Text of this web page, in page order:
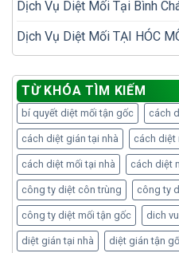
Dịch Vụ Diệt Mối Tại Bình
Dịch Vụ Diệt Mối TẠI HÓC
TỪ KHÓA TÌM KIẾM
bí quyết diệt mối tận gốc cách
cách diệt gián tại nhà cách diệt
cách diệt mối tại nhà cách diệt
công ty diệt côn trùng công ty
công ty diệt mối tận gốc dich
diệt gián tại nhà diệt gián tận